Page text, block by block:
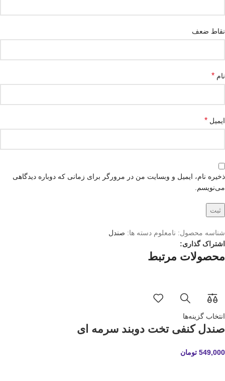
نقاط ضعف
نام *
ایمیل *
ذخیره نام، ایمیل و وبسایت من در مرورگر برای زمانی که دوباره دیدگاهی
می‌نویسم.
شناسه محصول: نامعلوم دسته ها: صندل
اشتراک گذاری:
محصولات مرتبط
انتخاب گزینه‌ها
صندل کنفی تخت دوبند سرمه ای
549,000 تومان